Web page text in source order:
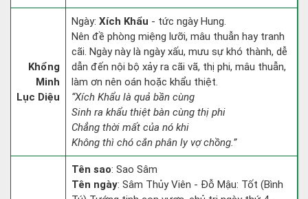
Khổng
Minh
Lục Diệu
Ngày: Xích Khẩu - tức ngày Hung.
Nên đề phòng miệng lưỡi, mâu thuẫn hay tranh
cãi. Ngày này là ngày xấu, mưu sự khó thành, dễ
dẫn đến nội bộ xảy ra cãi vã, thị phi, mâu thuẫn,
làm ơn nên oán hoặc khẩu thiệt.
“Xích Khẩu là quả bần cùng
Sinh ra khẩu thiệt bàn cùng thị phi
Chẳng thời mất của nó khi
Không thì chó cắn phân ly vợ chồng.”
Tên sao: Sao Sâm
Tên ngày: Sâm Thủy Viên - Đỗ Mậu: Tốt (Bình